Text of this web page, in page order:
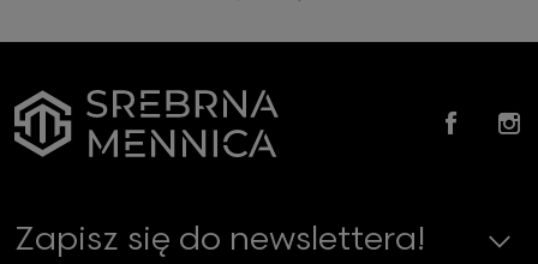
Zapisz się do newslettera!